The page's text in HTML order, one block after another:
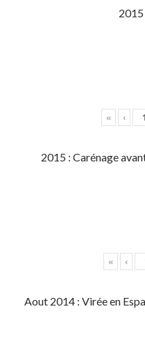
2015
« ‹
2015 : Carénage
« ‹
Aout 2014 : Virée en